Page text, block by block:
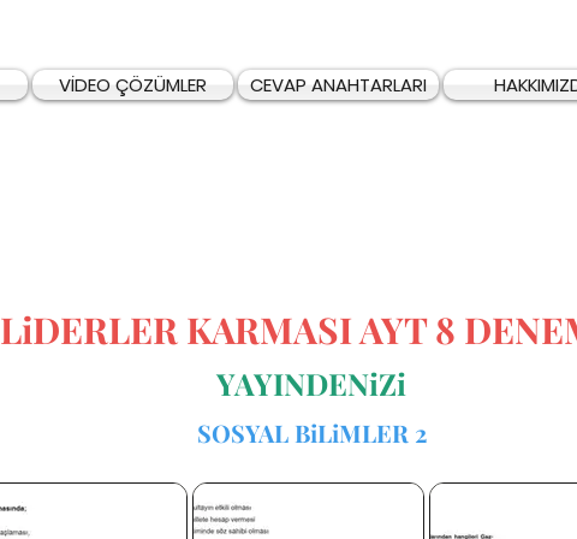
VİDEO ÇÖZÜMLER CEVAP ANAHTARLARI
LiDERLER KARMASI AYT 8
YAYINDENiZi
SOSYAL BiLiMLER 2